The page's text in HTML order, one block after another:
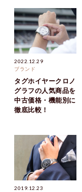
2022.12.29
ブランド
タグホイヤークロノ
グラフの人気商品を
中古価格・機能別に
徹底比較！
2019.12.23